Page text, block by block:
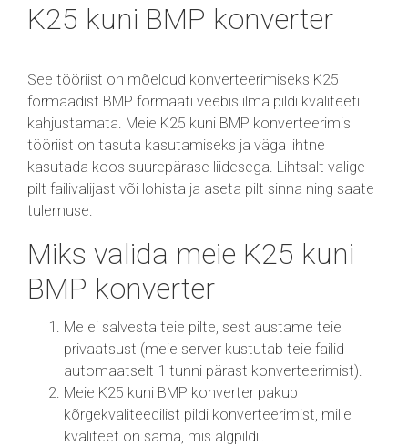
K25 kuni BMP konverter
See tööriist on mõeldud konverteerimiseks K25
formaadist BMP formaati veebis ilma pildi kvaliteeti
kahjustamata. Meie K25 kuni BMP konverteerimis
tööriist on tasuta kasutamiseks ja väga lihtne
kasutada koos suurepärase liidesega. Lihtsalt valige
pilt failivalijast või lohista ja aseta pilt sinna ning saate
tulemuse.
Miks valida meie K25 kuni
BMP konverter
Me ei salvesta teie pilte, sest austame teie
privaatsust (meie server kustutab teie failid
automaatselt 1 tunni pärast konverteerimist).
Meie K25 kuni BMP konverter pakub
kõrgekvaliteedilist pildi konverteerimist, mille
kvaliteet on sama, mis algpildil.